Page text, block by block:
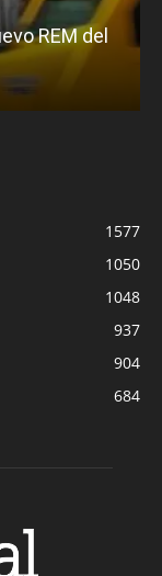
REM del
1577
1050
1048
937
904
684